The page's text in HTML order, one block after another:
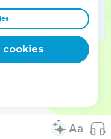
?
que vous serez
me laisserez seul ; -
moi.
moi vous ayez la paix.
cookies